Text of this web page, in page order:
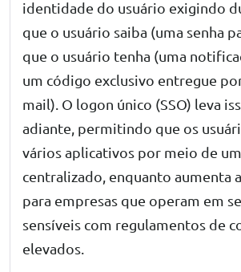
identidade do usuário exigindo
que o usuário saiba (uma senha
que o usuário tenha (uma
um código exclusivo entregue
mail). O logon único (SSO) leva
adiante, permitindo que os
vários aplicativos por meio de
centralizado, enquanto aumenta
para empresas que operam em
sensíveis com regulamentos de
elevados.